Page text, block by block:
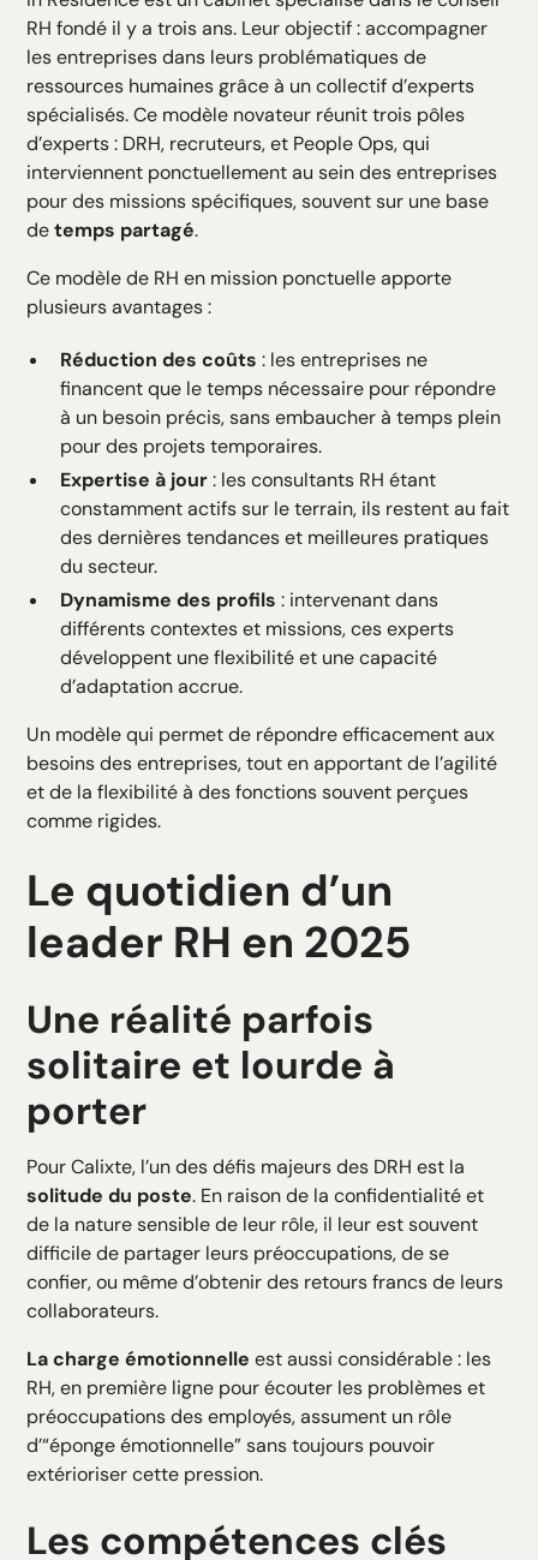
RH fondé il y a trois ans. Leur objectif : accompagner
les entreprises dans leurs problématiques de
ressources humaines grâce à un collectif d’experts
spécialisés. Ce modèle novateur réunit trois pôles
d’experts : DRH, recruteurs, et People Ops, qui
interviennent ponctuellement au sein des entreprises
pour des missions spécifiques, souvent sur une base
detemps partagé.
Ce modèle de RH en mission ponctuelle apporte
plusieurs avantages :
Réduction des coûts : les entreprises ne
financent que le temps nécessaire pour répondre
à un besoin précis, sans embaucher à temps plein
pour des projets temporaires.
Expertise à jour: les consultants RH étant
constamment actifs sur le terrain, ils restent au fait
des dernières tendances et meilleures pratiques
du secteur.
Dynamisme des profils : intervenant dans
différents contextes et missions, ces experts
développent une flexibilité et une capacité
d’adaptation accrue.
Un modèle qui permet de répondre efficacement aux
besoins des entreprises, tout en apportant de l’agilité
et de la flexibilité à des fonctions souvent perçues
comme rigides.
Le quotidien d’un
leader RH en 2025
Une réalité parfois
solitaire et lourde à
porter
Pour Calixte, l’un des défis majeurs des DRH est la
solitude du poste. En raison de la confidentialité et
de la nature sensible de leur rôle, il leur est souvent
difficile de partager leurs préoccupations, de se
confier, ou même d’obtenir des retours francs de leurs
collaborateurs.
La charge émotionnelle est aussi considérable : les
RH, en première ligne pour écouter les problèmes et
préoccupations des employés, assument un rôle
d’“éponge émotionnelle” sans toujours pouvoir
extérioriser cette pression.
Les compétences clés